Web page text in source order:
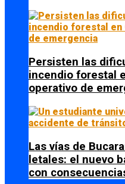
Persisten las
incendio forestal
operativo de
Las vías de
letales: el nuevo
con